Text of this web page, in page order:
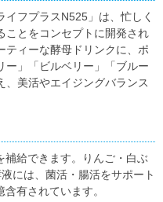
イフプラスN525」は、忙しく
ことをコンセプトに開発され
ティーな酵母ドリンクに、ポ
ー」「ビルベリー」「ブルー
、美活やエイジングバランス
補給できます。りんご・白ぶ
には、菌活・腸活をサポート
有されています。